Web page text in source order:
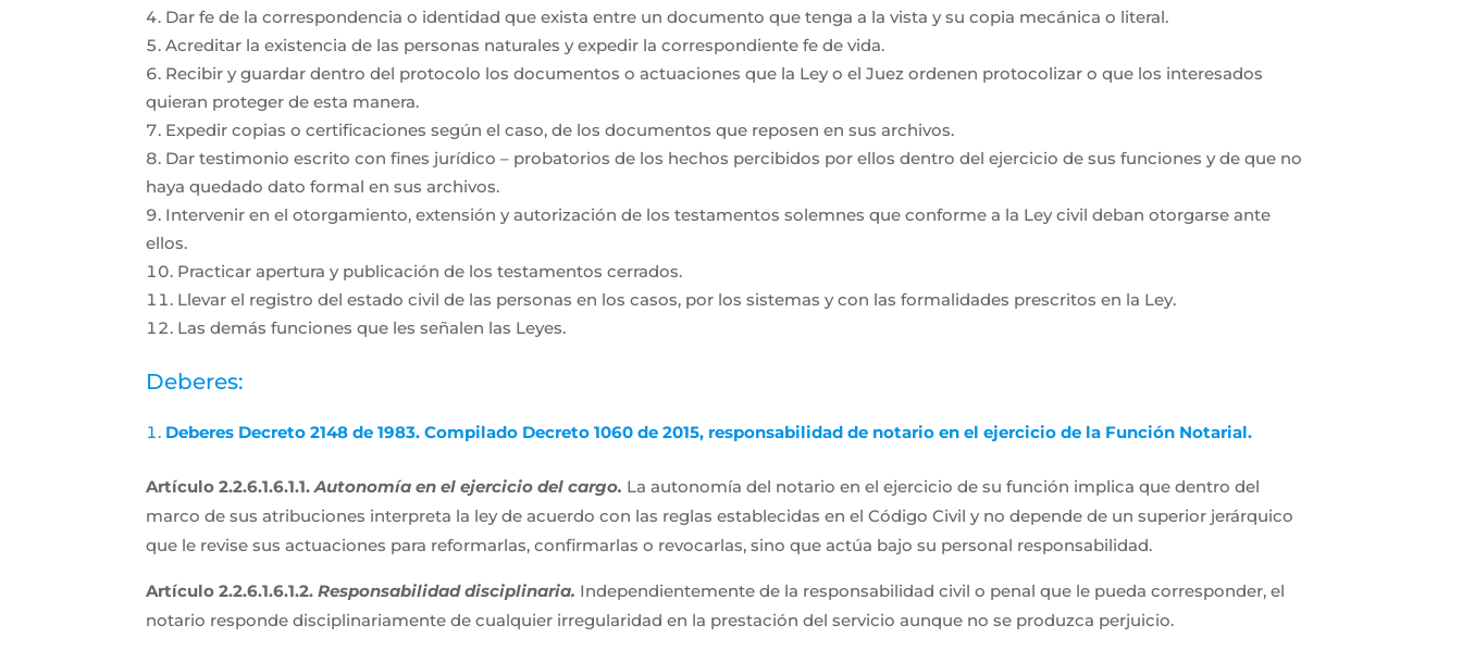
Dar fe de la correspondencia o identidad que exista entre un documento que tenga a la vista y su copia mecánica o literal.
Acreditar la existencia de las personas naturales y expedir la correspondiente fe de vida.
Recibir y guardar dentro del protocolo los documentos o actuaciones que la Ley o el Juez ordenen protocolizar o que los interesados
quieran proteger de esta manera.
Expedir copias o certificaciones según el caso, de los documentos que reposen en sus archivos.
Dar testimonio escrito con fines jurídico – probatorios de los hechos percibidos por ellos dentro del ejercicio de sus funciones y de que no
haya quedado dato formal en sus archivos.
Intervenir en el otorgamiento, extensión y autorización de los testamentos solemnes que conforme a la Ley civil deban otorgarse ante
ellos.
Practicar apertura y publicación de los testamentos cerrados.
Llevar el registro del estado civil de las personas en los casos, por los sistemas y con las formalidades prescritos en la Ley.
Las demás funciones que les señalen las Leyes.
Deberes:
Deberes Decreto 2148 de 1983. Compilado Decreto 1060 de 2015, responsabilidad de notario en el ejercicio de la Función Notarial.
Artículo 2.2.6.1.6.1.1.Autonomía en el ejercicio del cargo. La autonomía del notario en el ejercicio de su función implica que dentro del
marco de sus atribuciones interpreta la ley de acuerdo con las reglas establecidas en el Código Civil y no depende de un superior jerárquico
que le revise sus actuaciones para reformarlas, confirmarlas o revocarlas, sino que actúa bajo su personal responsabilidad.
Artículo 2.2.6.1.6.1.2. Responsabilidad disciplinaria. Independientemente de la responsabilidad civil o penal que le pueda corresponder, el
notario responde disciplinariamente de cualquier irregularidad en la prestación del servicio aunque no se produzca perjuicio.